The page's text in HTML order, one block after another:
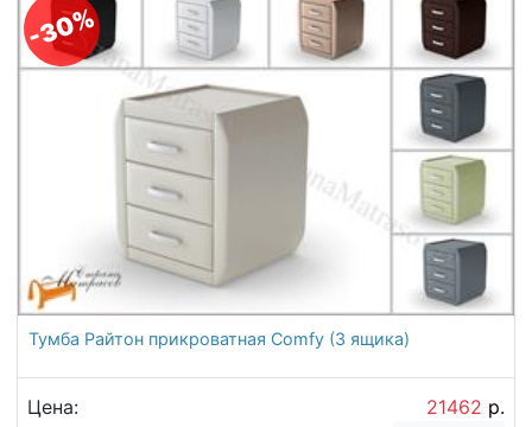
-30%
Тумба Райтон прикроватная Comfy (3 ящика)
Цена: 21462 р.